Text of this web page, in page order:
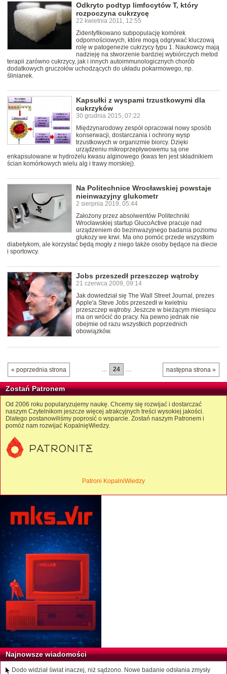
Odkryto podtyp limfocytów T, który
rozpoczyna cukrzycę
22 kwietnia 2011, 12:55
Zidentyfikowano subpopulację komórek
odpornościowych, które mogą odgrywać kluczową
rolę w patogenezie cukrzycy typu 1. Naukowcy mają
nadzieję na stworzenie bardziej wybiórczych metod
terapii zarówno cukrzycy, jak i innych autoimmunologicznych chorób
dodatkowych gruczołów uchodzących do układu pokarmowego, np.
ślinianek.
Kapsułki z wyspami trzustkowymi dla
cukrzyków
30 grudnia 2015, 07:22
Międzynarodowy zespół opracował nowy sposób
konserwacji, dostarczania i ochrony wysp
trzustkowych w organizmie biorcy. Dzięki
urządzeniu mikroprzepływowemu są one
enkapsulowane w hydrożelu kwasu alginowego (kwas ten jest składnikiem
ścian komórkowych wielu alg i trawy morskiej).
Na Politechnice Wrocławskiej powstaje
nieinwazyjny glukometr
2 sierpnia 2019, 05:44
Założony przez absolwentów Politechniki
Wrocławskiej startup GlucoActive pracuje nad
urządzeniem do bezinwazyjnego badania poziomu
glukozy we krwi. Ma ono pomóc przede wszystkim
diabetykom, ale korzystać będą mogły z niego także osoby będące na diecie
i sportowcy.
Jobs przeszedł przeszczep wątroby
21 czerwca 2009, 09:14
Jak dowiedział się The Wall Street Journal, prezes
Apple'a Steve Jobs przeszedł w kwietniu
przeszczep wątroby. Jeszcze w bieżącym miesiącu
ma on wrócić do pracy. Na pewno jednak nie
obejmie od razu wszystkich poprzednich
obowiązków.
« poprzednia strona następna strona »
… 24 …
Zostań Patronem
Od 2006 roku popularyzujemy naukę. Chcemy się rozwijać i dostarczać
naszym Czytelnikom jeszcze więcej atrakcyjnych treści wysokiej jakości.
Dlatego postanowiliśmy poprosić o wsparcie. Zostań naszym Patronem i
pomóż nam rozwijać KopalnięWiedzy.
Patroni KopalniWiedzy
Najnowsze wiadomości
Dodo widział świat inaczej, niż sądzono. Nowe badanie odsłania zmysły